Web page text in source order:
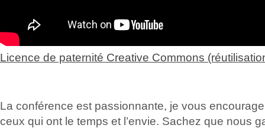
Licence de paternité Creative Commons
La conférence est passionnante, je vous
ceux qui ont le temps et l’envie. Sachez que nous